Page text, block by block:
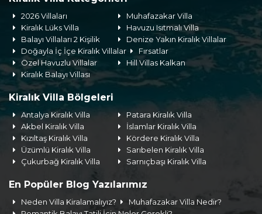
2026 Villaları
Muhafazakar Villa
Kiralık Lüks Villa
Havuzu Isıtmalı Villa
Balayı Villaları 2 Kişilik
Denize Yakın Kiralık Villalar
Doğayla İç İçe Kiralık Villalar
Fırsatlar
Özel Havuzlu Villalar
Hill Villas Kalkan
Kiralık Balayı Villası
Kiralık Villa Bölgeleri
Antalya Kiralık Villa
Patara Kiralık Villa
Akbel Kiralık Villa
İslamlar Kiralık Villa
Kızıltaş Kiralık Villa
Kördere Kiralık Villa
Üzümlü Kiralık Villa
Sarıbelen Kiralık Villa
Çukurbağ Kiralık Villa
Sarnıçbaşı Kiralık Villa
En Popüler Blog Yazılarımız
Neden Villa Kiralamalıyız?
Muhafazakar Villa Nedir?